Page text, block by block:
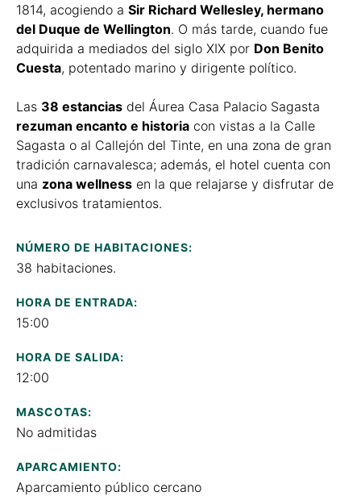
1814, acogiendo a Sir Richard Wellesley, hermano
del Duque de Wellington. O más tarde, cuando fue
adquirida a mediados del siglo XIX por Don Benito
Cuesta, potentado marino y dirigente político.
Las 38 estancias del Áurea Casa Palacio Sagasta
rezuman encanto e historia con vistas a la Calle
Sagasta o al Callejón del Tinte, en una zona de gran
tradición carnavalesca; además, el hotel cuenta con
una zona wellness en la que relajarse y disfrutar de
exclusivos tratamientos.
NÚMERO DE HABITACIONES:
38 habitaciones.
HORA DE ENTRADA:
15:00
HORA DE SALIDA:
12:00
MASCOTAS:
No admitidas
APARCAMIENTO:
Aparcamiento público cercano